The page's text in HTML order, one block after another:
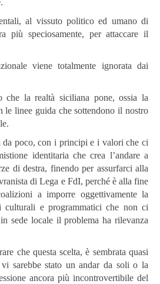
al vissuto politico ed umano di
più speciosamente, per attaccare il
viene totalmente ignorata dai
che la realtà siciliana pone, ossia la
le linee guida che sottendono il nostro
da poco, con i principi e i valori che ci
identitaria che crea l’andare a
di destra, finendo per assurfarci alla
di Lega e FdI, perché è alla fine
a imporre oggettivamente la
culturali e programmatici che non ci
sede locale il problema ha rilevanza
che questa scelta, è sembrata quasi
sarebbe stato un andar da soli o la
ancora più incontrovertibile del